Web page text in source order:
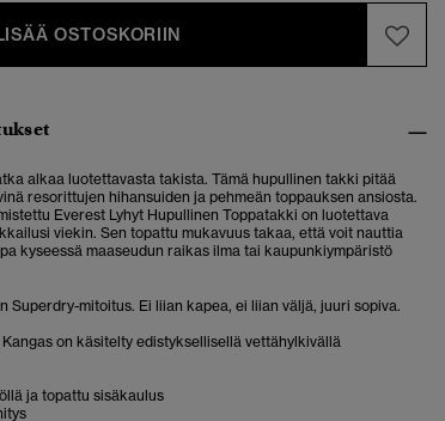
OSTOSKORIIN
alkaa luotettavasta takista. Tämä hupullinen takki pitää
resorittujen hihansuiden ja pehmeän toppauksen ansiosta.
Everest Lyhyt Hupullinen Toppatakki on luotettava
viekin. Sen topattu mukavuus takaa, että voit nauttia
kyseessä maaseudun raikas ilma tai kaupunkiympäristö
Superdry-mitoitus. Ei liian kapea, ei liian väljä, juuri sopiva.
on käsitelty edistyksellisellä vettähylkivällä
ja topattu sisäkaulus